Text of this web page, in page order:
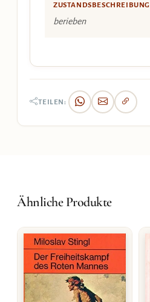
ZUSTANDSBESCHREIBUNG
berieben
TEILEN:
Ähnliche Produkte